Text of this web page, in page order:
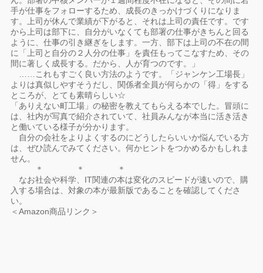
手が仕事をフォローするため、成長のきっかけづくりになりま
す。上司が休んで業績が下がると、それは上司の責任です。です
から上司は部下に、自分がいなくても部署の仕事がきちんと回る
ように、仕事の引き継ぎをします。一方、部下は上司の不在の間
に「上司と自分の２人分の仕事」を責任もってこなすため、その
間に著しく成長する。だから、人が育つのです。」
……これもすごく良い方法のようです。「ジャンケン工場長」
よりは真似しやすそうだし、関係者全員が何らかの「得」をする
ところが、とても素晴らしい☆
「ありえない町工場」の秘密を教えてもらえる本でした。冒頭に
は、社内が写真で紹介されていて、社員みんなが本当に活き活き
と働いている様子が分かります。
自分の会社をよりよくするのにどうしたらいいか悩んでいる方
は、ぜひ読んでみてください。何かヒントをつかめるかもしれま
せん。
＊ ＊ ＊
なお社会や科学、IT関連の本は変化のスピードが速いので、購
入する場合は、対象の本が最新版であることを確認してくださ
い。
＜Amazon商品リンク＞